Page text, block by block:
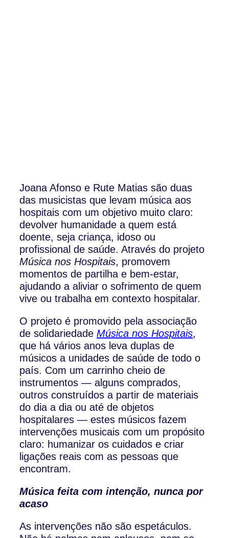
Joana Afonso e Rute Matias são duas
das musicistas que levam música aos
hospitais com um objetivo muito claro:
devolver humanidade a quem está
doente, seja criança, idoso ou
profissional de saúde. Através do projeto
Música nos Hospitais, promovem
momentos de partilha e bem-estar,
ajudando a aliviar o sofrimento de quem
vive ou trabalha em contexto hospitalar.
O projeto é promovido pela associação
de solidariedadeMúsica nos Hospitais,
que há vários anos leva duplas de
músicos a unidades de saúde de todo o
país. Com um carrinho cheio de
instrumentos — alguns comprados,
outros construídos a partir de materiais
do dia a dia ou até de objetos
hospitalares — estes músicos fazem
intervenções musicais com um propósito
claro: humanizar os cuidados e criar
ligações reais com as pessoas que
encontram.
Música feita com intenção, nunca por
acaso
As intervenções não são espetáculos.